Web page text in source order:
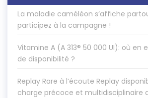
La maladie caméléon s’affiche
participez à la campagne !
Vitamine A (A 313® 50 000 UI): où en
de disponibilité ?
Replay Rare à l’écoute Replay
charge précoce et multidisciplinaire